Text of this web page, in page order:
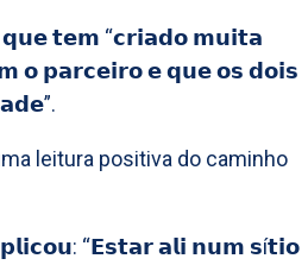
𝗾𝘂𝗲 𝘁𝗲𝗺 “𝗰𝗿𝗶𝗮𝗱𝗼 𝗺𝘂𝗶𝘁𝗮
𝗼 𝗽𝗮𝗿𝗰𝗲𝗶𝗿𝗼 𝗲 𝗾𝘂𝗲 𝗼𝘀 𝗱𝗼𝗶𝘀
leitura positiva do caminho
“𝗘𝘀𝘁𝗮𝗿 𝗮𝗹𝗶 𝗻𝘂𝗺 𝘀í𝘁𝗶𝗼